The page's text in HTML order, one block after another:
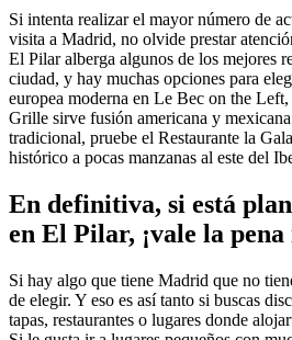
Si intenta realizar el mayor número de
visita a Madrid, no olvide prestar
El Pilar alberga algunos de los mejores
ciudad, y hay muchas opciones para
europea moderna en Le Bec on the
Grille sirve fusión americana y
tradicional, pruebe el Restaurante la
histórico a pocas manzanas al este del
En definitiva, si está
en El Pilar, ¡vale la
Si hay algo que tiene Madrid que no
de elegir. Y eso es así tanto si buscas
tapas, restaurantes o lugares donde